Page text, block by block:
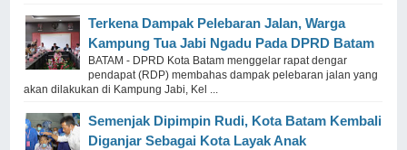
Terkena Dampak Pelebaran Jalan, Warga
Kampung Tua Jabi Ngadu Pada DPRD Batam
BATAM - DPRD Kota Batam menggelar rapat dengar
pendapat (RDP) membahas dampak pelebaran jalan yang
akan dilakukan di Kampung Jabi, Kel ...
Semenjak Dipimpin Rudi, Kota Batam Kembali
Diganjar Sebagai Kota Layak Anak